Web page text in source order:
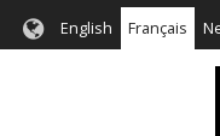
English Français